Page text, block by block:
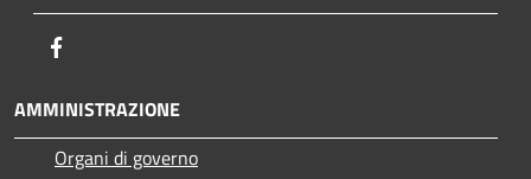
AMMINISTRAZIONE
Organi di governo